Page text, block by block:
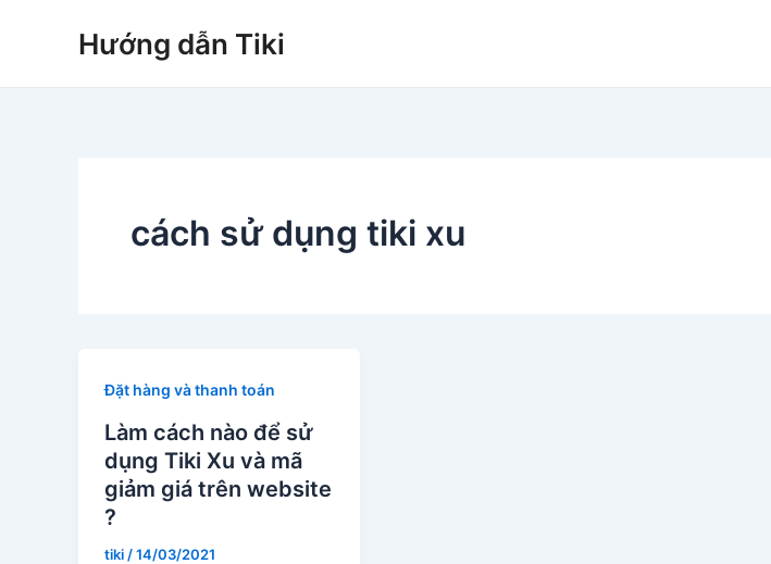
Hướng dẫn Tiki
cách sử dụng tiki xu
Đặt hàng và thanh toán
Làm cách nào để sử
dụng Tiki Xu và mã
giảm giá trên website
?
tiki /14/03/2021